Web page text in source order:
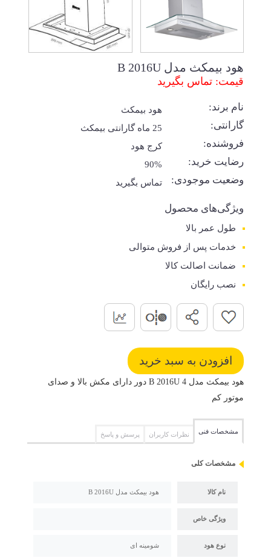
هود بیمکث مدل B 2016U
قیمت: تماس بگیرید
نام برند: هود بیمکث
گارانتی: 25 ماه گارانتی بیمکث
فروشنده: کرج هود
رضایت خرید: 90%
وضعیت موجودی: تماس بگیرید
ویژگی‌های محصول
طول عمر بالا
خدمات پس از فروش متوالی
ضمانت اصالت کالا
نصب رایگان
هود بیمکث مدل B 2016U 4 دور دارای مکش بالا و صدای
موتور کم
مشخصات فنی نظرات کاربران پرسش و پاسخ
مشخصات کلی
نام کالا هود بیمکث مدل B 2016U
ویژگی خاص
نوع هود شومینه ای